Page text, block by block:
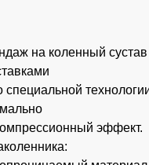
на коленный сустав
эффект.